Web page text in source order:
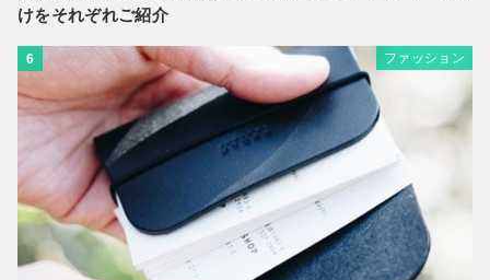
けをそれぞれご紹介
6 ファッション